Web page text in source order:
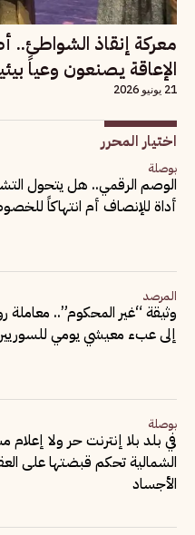
معركة إنقاذ
الإعاقة يصنعون وعياً
21 يونيو 2026
اختيار المحرر
بوصلة
الوصم الرقمي.. هل يتحول
أداة للإنصاف أم انتهاكاً
المرصد
وثيقة “غير المحكوم”.. معاملة
إلى عبء معيشي يومي
بوصلة
في بلد بلا إنترنت حر ولا إعلام
الشمالية تحكم قبضتها على
الأجساد